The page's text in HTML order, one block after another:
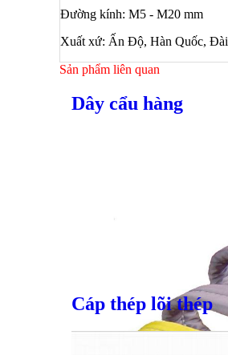
Bulong
Đường kính: M5 - M20 mm
Xuất xứ: Ấn Độ, Hàn Quốc,
Sản phẩm liên quan
Dây cẩu hàng
Cáp thép lõi thép